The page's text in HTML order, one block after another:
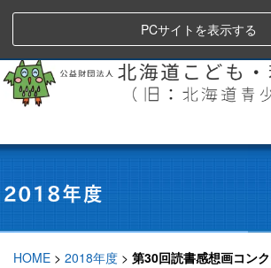
PCサイトを表示する
HOME > 2018年度 > 第30回読書感想画コン